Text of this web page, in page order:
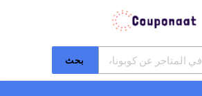
بحث